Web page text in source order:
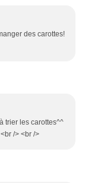
des carottes!
trier les carottes^^
/> <br />